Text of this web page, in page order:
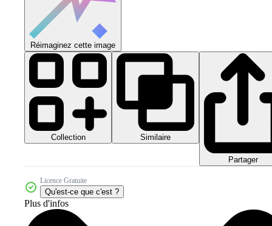
Réimaginez cette image
Collection Similaire
Partager
Licence Gratuite
Qu'est-ce que c'est ?
Plus d'infos